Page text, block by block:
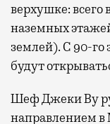
верхушке: всего
наземных
землей). С 90-го
будут
Шеф Джеки Ву
направлением в